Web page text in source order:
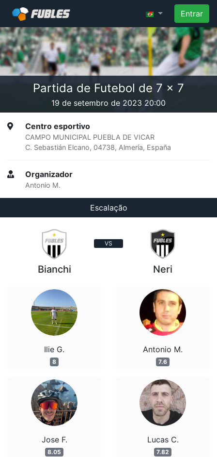
Entrar
Partida de Futebol de 7 x 7
19 de setembro de 2023 20:00
Centro esportivo
CAMPO MUNICIPAL PUEBLA DE VICAR
C. Sebastián Elcano, 04738, Almería, España
Organizador
Antonio M.
Escalação
VS
Bianchi
Ilie G.
8
Jose F.
8.05
Neri
Antonio M.
7.6
Lucas C.
7.82